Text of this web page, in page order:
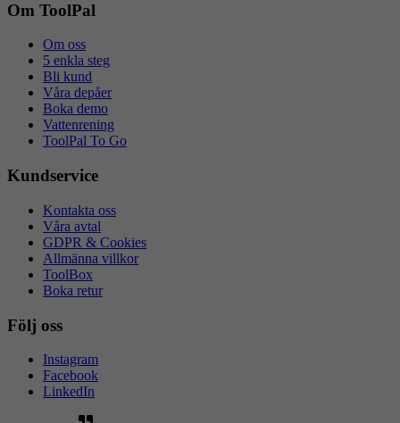
Om ToolPal
Om oss
5 enkla steg
Bli kund
Våra depåer
Boka demo
Vattenrening
ToolPal To Go
Kundservice
Kontakta oss
Våra avtal
GDPR & Cookies
Allmänna villkor
ToolBox
Boka retur
Följ oss
Instagram
Facebook
LinkedIn